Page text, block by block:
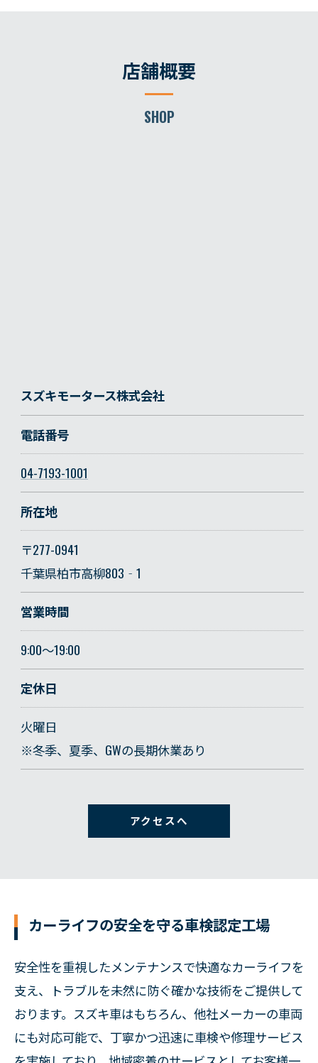
店舗概要
SHOP
スズキモータース株式会社
電話番号
04-7193-1001
所在地
〒277-0941
千葉県柏市高柳803‐1
営業時間
9:00～19:00
定休日
火曜日
※冬季、夏季、GWの長期休業あり
アクセスへ
カーライフの安全を守る車検認定工場
安全性を重視したメンテナンスで快適なカーライフを
支え、トラブルを未然に防ぐ確かな技術をご提供して
おります。スズキ車はもちろん、他社メーカーの車両
にも対応可能で、丁寧かつ迅速に車検や修理サービス